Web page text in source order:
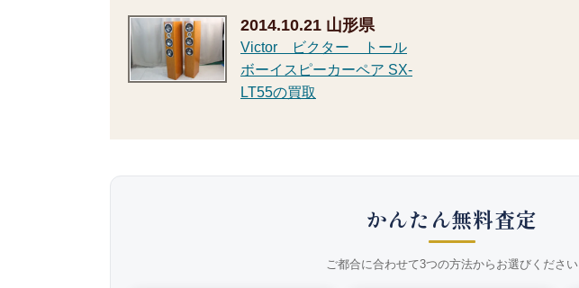
2014.10.21 山形県
Victor ビクター トール
ボーイスピーカーペア SX-
LT55の買取
かんたん無料査定
ご都合に合わせて3つの方法からお選びください